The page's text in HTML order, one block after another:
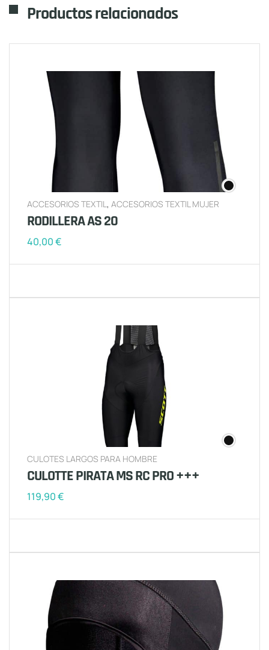
Productos relacionados
ACCESORIOS TEXTIL, ACCESORIOS TEXTIL MUJER
RODILLERA AS 20
40,00€
CULOTES LARGOS PARA HOMBRE
CULOTTE PIRATA MS RC PRO +++
119,90€